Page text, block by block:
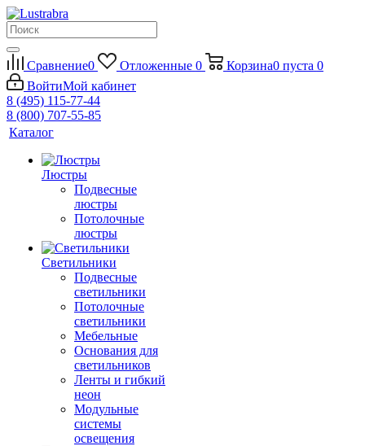
Сравнение0 Отложенные 0 Корзина0 пуста 0
ВойтиМой кабинет
8 (495) 115-77-44
8 (800) 707-55-85
Каталог
Люстры
Подвесные
люстры
Потолочные
люстры
Светильники
Подвесные
светильники
Потолочные
светильники
Мебельные
Основания для
светильников
Ленты и гибкий
неон
Модульные
системы
освещения